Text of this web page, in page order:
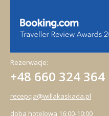
Rezerwacje:
+48 660 324 364
recepcja@willakaskada.pl
doba hotelowa 16:00-10:00